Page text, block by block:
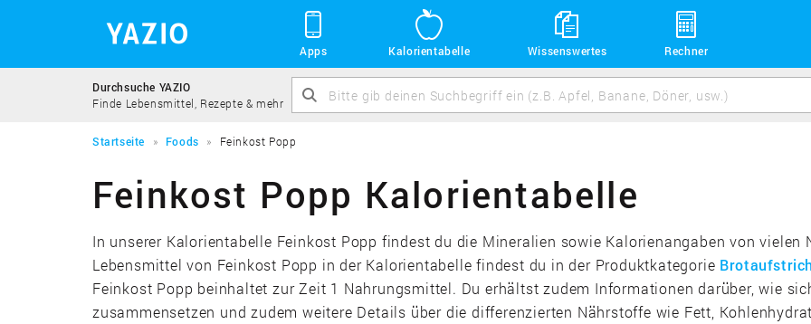
Apps Kalorientabelle Wissenswertes Rechner
Durchsuche YAZIO
Finde Lebensmittel, Rezepte & mehr
Startseite Foods Feinkost Popp
Feinkost Popp Kalorientabelle
In unserer Kalorientabelle Feinkost Popp findest du die Mineralien sowie Kalorienangaben von vielen
Lebensmittel von Feinkost Popp in der Kalorientabelle findest du in der Produktkategorie
Feinkost Popp beinhaltet zur Zeit 1 Nahrungsmittel. Du erhältst zudem Informationen darüber, wie
zusammensetzen und zudem weitere Details über die differenzierten Nährstoffe wie Fett,